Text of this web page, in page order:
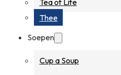
Thee
Soepen
Cup a Soup